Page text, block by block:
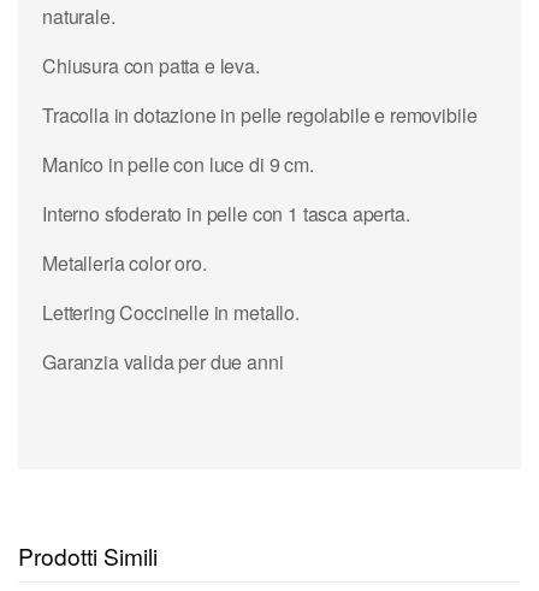
naturale.
Chiusura con patta e leva.
Tracolla in dotazione in pelle regolabile e removibile
Manico in pelle con luce di 9 cm.
Interno sfoderato in pelle con 1 tasca aperta.
Metalleria color oro.
Lettering Coccinelle in metallo.
Garanzia valida per due anni
Prodotti Simili